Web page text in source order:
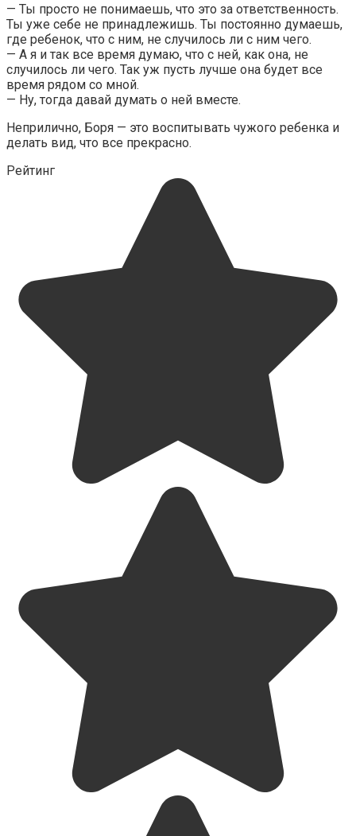
— Ты просто не понимаешь, что это за ответственность.
Ты уже себе не принадлежишь. Ты постоянно думаешь,
где ребенок, что с ним, не случилось ли с ним чего.
— А я и так все время думаю, что с ней, как она, не
случилось ли чего. Так уж пусть лучше она будет все
время рядом со мной.
— Ну, тогда давай думать о ней вместе.
Неприлично, Боря — это воспитывать чужого ребенка и
делать вид, что все прекрасно.
Рейтинг